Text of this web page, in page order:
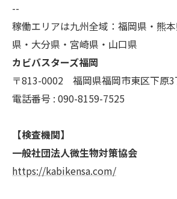
--
稼働エリアは九州全域：福岡県・熊
県・大分県・宮崎県・山口県
カビバスターズ福岡
〒813-0002 福岡県福岡市東区下原
電話番号 : 090-8159-7525
【検査機関】
一般社団法人微生物対策協会
https://kabikensa.com/